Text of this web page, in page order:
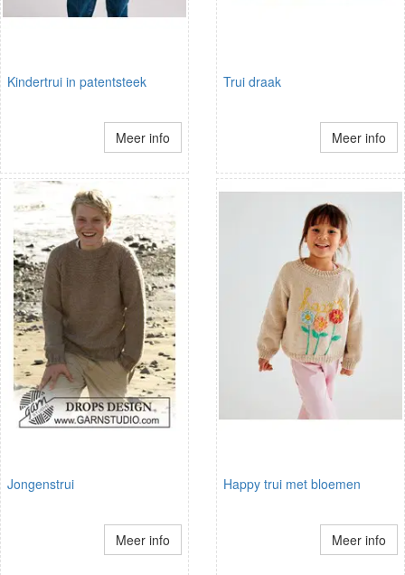
Kindertrui in patentsteek
Meer info
Trui draak
Meer info
Jongenstrui
Meer info
Happy trui met bloemen
Meer info